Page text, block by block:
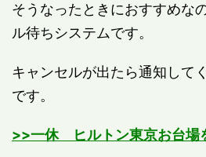
そうなったときにおすすめな
ル待ちシステムです。
キャンセルが出たら通知して
です。
>>一休 ヒルトン東京お台場